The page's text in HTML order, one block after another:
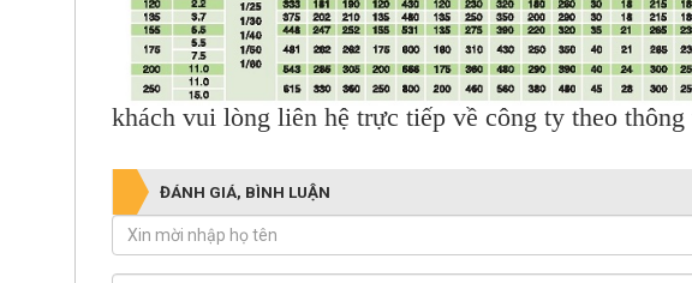
khách vui lòng liên hệ trực tiếp về công ty theo
ĐÁNH GIÁ, BÌNH LUẬN